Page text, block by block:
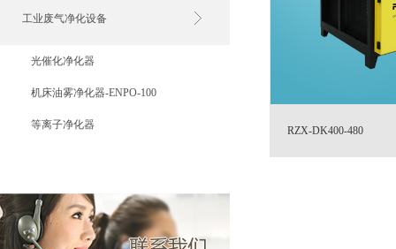
工业废气净化设备
光催化净化器
机床油雾净化器-ENPO-100
等离子净化器 RZX-DK400-480